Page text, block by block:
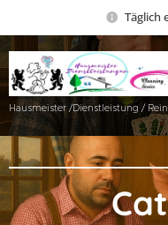
Täglich
Hausmeister /Dienstleistung /